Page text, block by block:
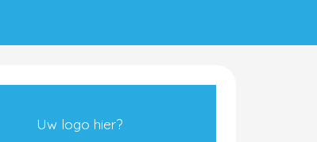
Uw logo hier?